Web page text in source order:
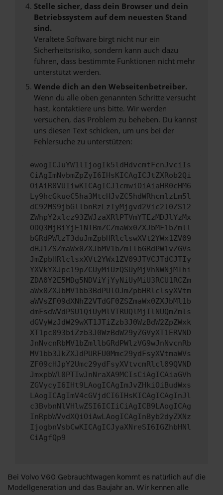
Stelle sicher, dass dein Browser und dein
Betriebssystem auf dem neuesten Stand
sind.
Veraltete Software birgt nicht nur ein
Sicherheitsrisiko, sondern kann auch dazu
führen, dass bestimmte Funktionen nicht mehr
unterstützt werden.
Wende dich an den Webseitenbetreiber.
Wenn du alle oben genannten Schritte versucht
hast, kontaktiere uns bitte. Wir werden
versuchen, das Problem zu beheben. Du kannst
uns diesen Text schicken, um uns bei der
Fehlersuche zu unterstützen:
ewogICJuYW1lIjogIk5ldHdvcmtFcnJvciIs
CiAgImNvbmZpZyI6IHsKICAgICJtZXRob2Qi
OiAiR0VUIiwKICAgICJ1cmwiOiAiaHR0cHM6
Ly9hcGkueC5ha3MtcHJvZC5hdWRhcmlzLm5l
dC92MS9jbGllbnRzLzIyMjgvd2Vic2l0ZS12
ZWhpY2xlcz93ZWJzaXRlPTVmYTEzMDJlYzMx
ODQ3MjBiYjE1NTBmZCZmaWx0ZXJbMF1bZmll
bGRdPWlzT3duJmZpbHRlclswXVt2YWx1ZV09
dHJ1ZSZmaWx0ZXJbMV1bZmllbGRdPW1vZGVs
JmZpbHRlclsxXVt2YWx1ZV09JTVCJTdCJTIy
YXVkYXJpc19pZCUyMiUzQSUyMjVhNWNjMThi
ZDA0Y2E5MDg5NDViYjYyNiUyMiU3RCU1RCZm
aWx0ZXJbMV1bb3BdPUlOJmZpbHRlclsyXVtm
aWVsZF09dXNhZ2VTdGF0ZSZmaWx0ZXJbMl1b
dmFsdWVdPSU1QiUyMlVTRUQlMjIlNUQmZmls
dGVyWzJdW29wXT1JTiZzb3J0WzBdW2ZpZWxk
XT1pc093biZzb3J0WzBdW29yZGVyXT1ERVND
JnNvcnRbMV1bZmllbGRdPWlzVG9wJnNvcnRb
MV1bb3JkZXJdPURFU0Mmc29ydFsyXVtmaWVs
ZF09cHJpY2Umc29ydFsyXVtvcmRlcl09QVND
JmxpbWl0PTIwJnNraXA9MCIsCiAgICAiaGVh
ZGVycyI6IHt9LAogICAgImJvZHkiOiBudWxs
LAogICAgImV4cGVjdCI6IHsKICAgICAgInJl
c3BvbnNlVHlwZSI6ICIiCiAgICB9LAogICAg
InRpbWVvdXQiOiAwLAogICAgInByb2dyZXNz
IjogbnVsbCwKICAgICJyaXNreSI6IGZhbHNl
CiAgfQp9
Bei Volvo V60 Gebrauchtwagen kommt es natürlich auf die
Modellgeneration und das Baujahr an. Wir kennen alle